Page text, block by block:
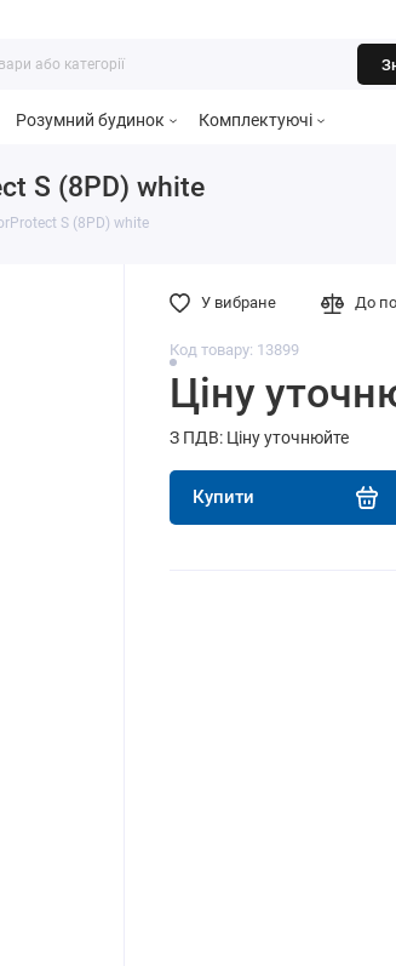
Розумний будинок Комплектуючі
S (8PD) white
S (8PD) white
Код товару: 13899
Ціну
З ПДВ: Ціну уточнюйте
Купити
У вибране До